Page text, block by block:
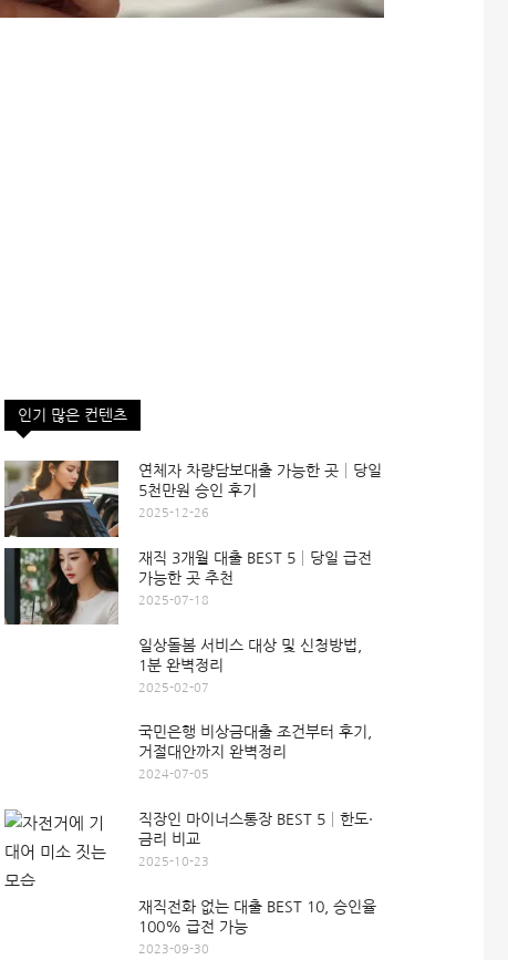
인기 많은 컨텐츠
연체자 차량담보대출 가능한 곳│당일
5천만원 승인 후기
2025-12-26
재직 3개월 대출 BEST 5│당일 급전
가능한 곳 추천
2025-07-18
일상돌봄 서비스 대상 및 신청방법,
1분 완벽정리
2025-02-07
국민은행 비상금대출 조건부터 후기,
거절대안까지 완벽정리
2024-07-05
직장인 마이너스통장 BEST 5│한도·
금리 비교
2025-10-23
재직전화 없는 대출 BEST 10, 승인율
100% 급전 가능
2023-09-30